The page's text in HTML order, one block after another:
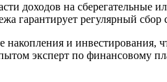
доходов на
гарантирует регулярный сбор
и инвестирования,
эксперт по финансовому